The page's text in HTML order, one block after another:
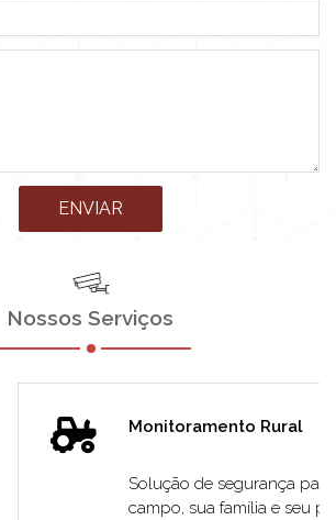
ENVIAR
Nossos Serviços
Rural
de segurança para o homem do
sua família e seu patrimônio rural.